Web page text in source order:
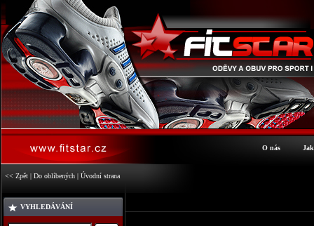
O nás
<< Zpět | Do oblíbených | Úvodní strana
VYHLEDÁVÁNÍ